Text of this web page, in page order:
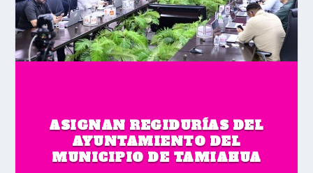
ASIGNAN REGIDURÍAS DEL
AYUNTAMIENTO DEL
MUNICIPIO DE TAMIAHUA